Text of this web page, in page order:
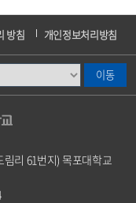
방침 개인정보처리방침
캠퍼스안내
림리 61번지) 목포대학교